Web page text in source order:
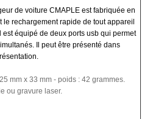
de voiture CMAPLE est fabriquée en
le rechargement rapide de tout appareil
est équipé de deux ports usb qui permet
Il peut être présenté dans
mm x 33 mm - poids : 42 grammes.
ou gravure laser.